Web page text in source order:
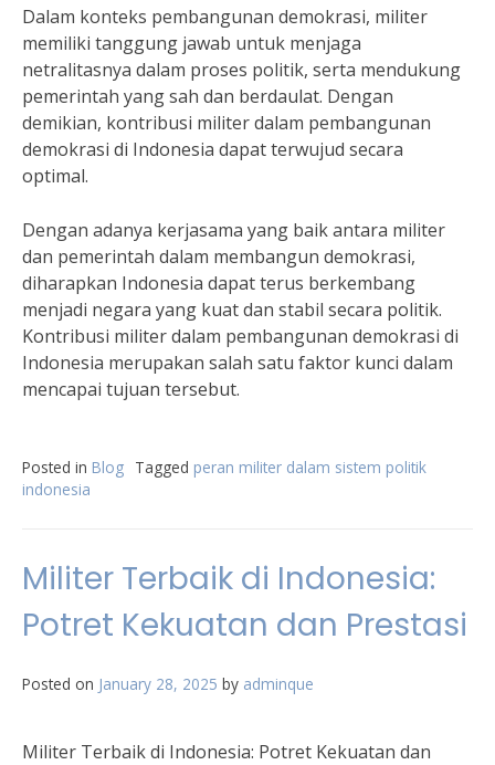
Dalam konteks pembangunan demokrasi, militer
memiliki tanggung jawab untuk menjaga
netralitasnya dalam proses politik, serta mendukung
pemerintah yang sah dan berdaulat. Dengan
demikian, kontribusi militer dalam pembangunan
demokrasi di Indonesia dapat terwujud secara
optimal.
Dengan adanya kerjasama yang baik antara militer
dan pemerintah dalam membangun demokrasi,
diharapkan Indonesia dapat terus berkembang
menjadi negara yang kuat dan stabil secara politik.
Kontribusi militer dalam pembangunan demokrasi di
Indonesia merupakan salah satu faktor kunci dalam
mencapai tujuan tersebut.
Posted in Blog Tagged peran militer dalam sistem politik
indonesia
Militer Terbaik di Indonesia:
Potret Kekuatan dan Prestasi
Posted on January 28, 2025 by adminque
Militer Terbaik di Indonesia: Potret Kekuatan dan